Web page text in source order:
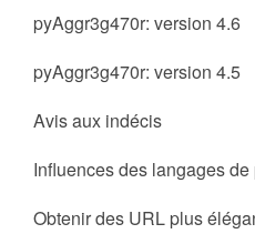
pyAggr3g470r: version 4.6
pyAggr3g470r: version 4.5
Avis aux indécis
Influences des langages
Obtenir des URL plus